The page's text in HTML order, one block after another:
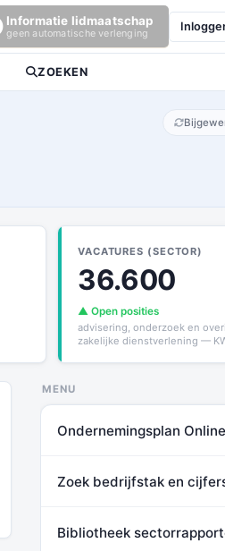
Informatie lidmaatschap
geen automatische verlenging
ZOEKEN
VACATURES (SECTOR)
36.600
▲ Open posities
advisering, onderzoek en
zakelijke dienstverlening —
MENU
Ondernemingsplan Online
Zoek bedrijfstak en
Bibliotheek